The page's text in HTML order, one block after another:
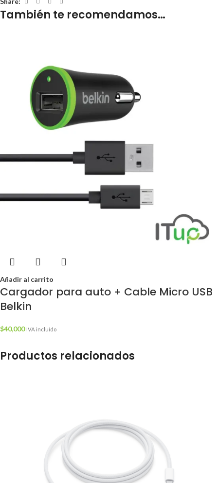
También te recomendamos…
Añadir al carrito
Cargador para auto + Cable Micro USB
Belkin
$40,000 IVA incluído
Productos relacionados